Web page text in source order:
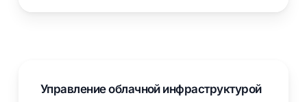
Управление облачной инфраструктурой